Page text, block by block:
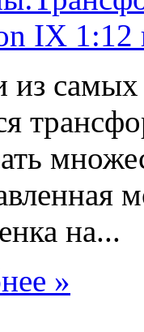
самых
на...
»